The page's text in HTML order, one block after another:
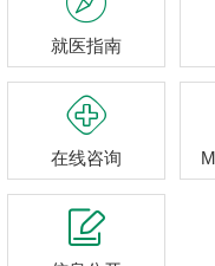
就医指南

在线咨询
